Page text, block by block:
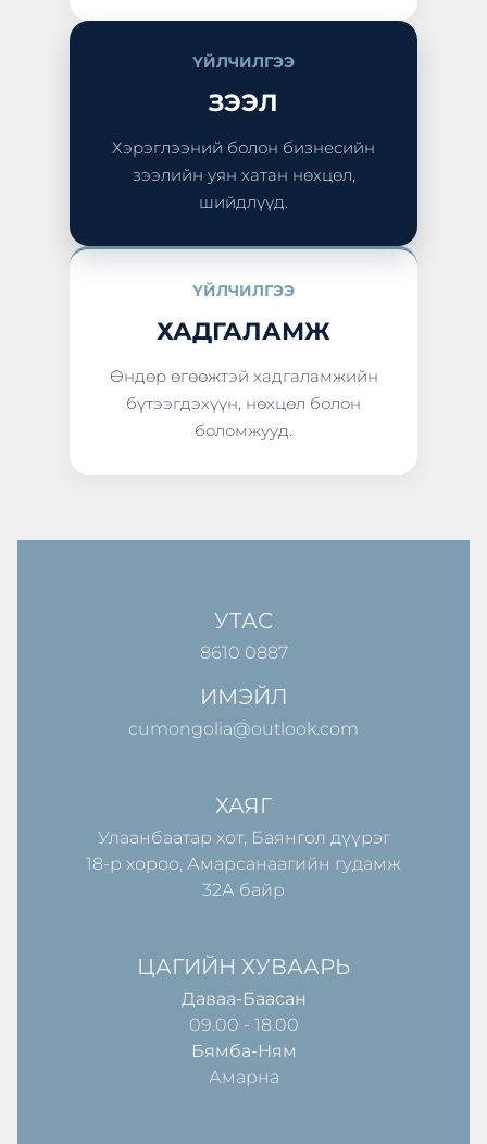
ҮЙЛЧИЛГЭЭ
ЗЭЭЛ
Хэрэглээний болон бизнесийн
зээлийн уян хатан нөхцөл,
шийдлүүд.
ҮЙЛЧИЛГЭЭ
ХАДГАЛАМЖ
Өндөр өгөөжтэй хадгаламжийн
бүтээгдэхүүн, нөхцөл болон
боломжууд.
УТАС
8610 0887
ИМЭЙЛ
cumongolia@outlook.com
ХАЯГ
Улаанбаатар хот, Баянгол дүүрэг
18-р хороо, Амарсанаагийн гудамж
32А байр
ЦАГИЙН ХУВААРЬ
Даваа-Баасан
09.00 - 18.00
Бямба-Ням
Амарна